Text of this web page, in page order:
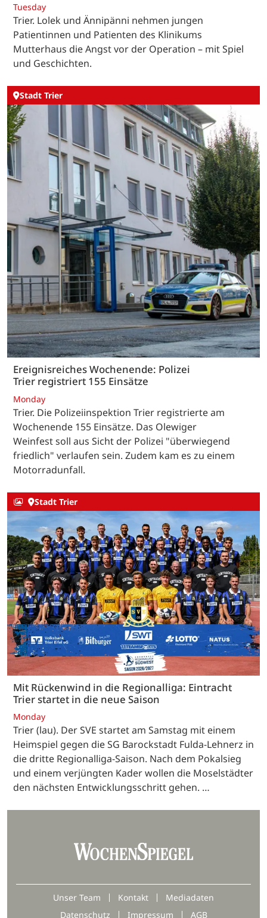
Tuesday
Trier. Lolek und Ännipänni nehmen jungen
Patientinnen und Patienten des Klinikums
Mutterhaus die Angst vor der Operation – mit Spiel
und Geschichten.
Stadt Trier
Ereignisreiches Wochenende: Polizei
Trier registriert 155 Einsätze
Monday
Trier. Die Polizeiinspektion Trier registrierte am
Wochenende 155 Einsätze. Das Olewiger
Weinfest soll aus Sicht der Polizei "überwiegend
friedlich" verlaufen sein. Zudem kam es zu einem
Motorradunfall.
Stadt Trier
Mit Rückenwind in die Regionalliga: Eintracht
Trier startet in die neue Saison
Monday
Trier (lau). Der SVE startet am Samstag mit einem
Heimspiel gegen die SG Barockstadt Fulda-Lehnerz in
die dritte Regionalliga-Saison. Nach dem Pokalsieg
und einem verjüngten Kader wollen die Moselstädter
den nächsten Entwicklungsschritt gehen. …
Unser Team Kontakt
Mediadaten
Datenschutz
Impressum AGB